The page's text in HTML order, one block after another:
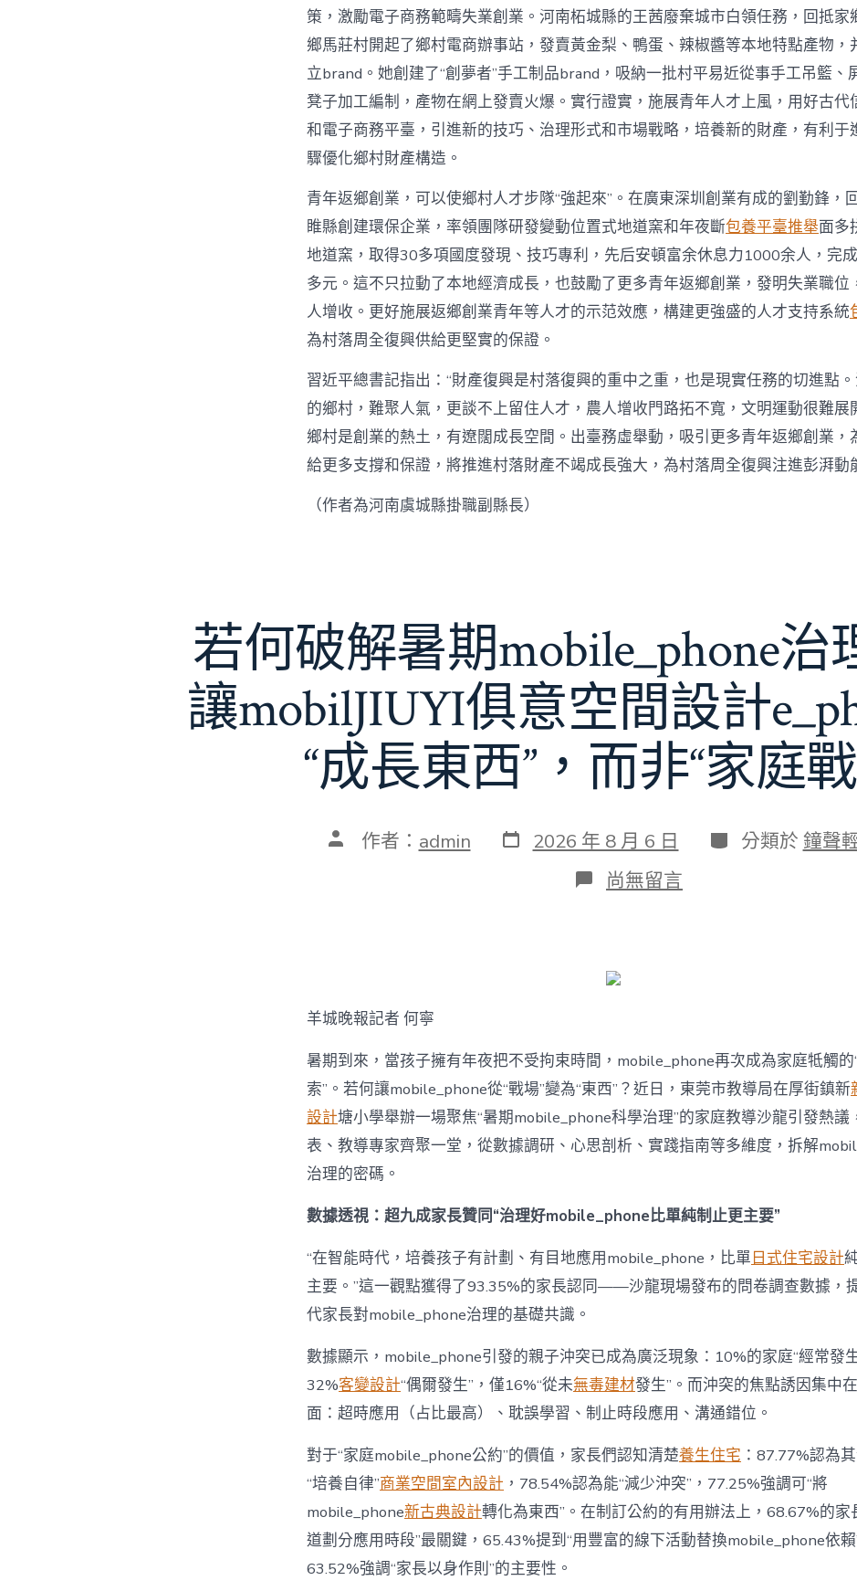
策，激勵電子商務範疇失業創業。河南柘城縣的王茜廢棄城市白領任務，回抵家
鄉馬莊村開起了鄉村電商辦事站，發賣黃金梨、鴨蛋、辣椒醬等本地特點產物，
立brand。她創建了“創夢者”手工制品brand，吸納一批村平易近從事手工吊籃、
凳子加工編制，產物在網上發賣火爆。實行證實，施展青年人才上風，用好古代
和電子商務平臺，引進新的技巧、治理形式和市場戰略，培養新的財產，有利于
驟優化鄉村財產構造。
青年返鄉創業，可以使鄉村人才步隊“強起來”。在廣東深圳創業有成的劉勤鋒，
睢縣創建環保企業，率領團隊研發變動位置式地道窯和年夜斷包養平臺推舉面多
地道窯，取得30多項國度發現、技巧專利，先后安頓富余休息力1000余人，完
多元。這不只拉動了本地經濟成長，也鼓勵了更多青年返鄉創業，發明失業職位
人增收。更好施展返鄉創業青年等人才的示范效應，構建更強盛的人才支持系統
為村落周全復興供給更堅實的保證。
習近平總書記指出：“財產復興是村落復興的重中之重，也是現實任務的切進點
的鄉村，難聚人氣，更談不上留住人才，農人增收門路拓不寬，文明運動很難展
鄉村是創業的熱土，有遼闊成長空間。出臺務虛舉動，吸引更多青年返鄉創業，
給更多支撐和保證，將推進村落財產不竭成長強大，為村落周全復興注進彭湃動
（作者為河南虞城縣掛職副縣長）
若何破解暑期mobile_phone治
讓mobilJIUYI俱意空間設計
“成長東西”，而非“家庭
文 作者： admin 發
表
2026 年 8 月 6 日 分
類
分類於 鐘聲
在
〈若
暑
期
難
題？
讓
mobilJIUYI
俱
意
設
計
成
為
“成
西”，
而
非
“家
庭
戰
場”〉
中
尚無留言
羊城晚報記者 何寧
暑期到來，當孩子擁有年夜把不受拘束時間，mobile_phone再次成為家庭牴觸的
索”。若何讓mobile_phone從“戰場”變為“東西”？近日，東莞市教導局在厚街鎮新
設計塘小學舉辦一場聚焦“暑期mobile_phone科學治理”的家庭教導沙龍引發熱議
表、教導專家齊聚一堂，從數據調研、心思剖析、實踐指南等多維度，拆解
治理的密碼。
數據透視：超九成家長贊同“治理好mobile_phone比單純制止更主要”
“在智能時代，培養孩子有計劃、有目地應用mobile_phone，比單日式住宅設計
主要。”這一觀點獲得了93.35%的家長認同——沙龍現場發布的問卷調查數據，
代家長對mobile_phone治理的基礎共識。
數據顯示，mobile_phone引發的親子沖突已成為廣泛現象：10%的家庭“經常發生
32%客變設計“偶爾發生”，僅16%“從未無毒建材發生”。而沖突的焦點誘因集中
面：超時應用（占比最高）、耽誤學習、制止時段應用、溝通錯位。
對于“家庭mobile_phone公約”的價值，家長們認知清楚養生住宅 ：87.77%認為
“培養自律”商業空間室內設計 ，78.54%認為能“減少沖突”，77.25%強調可“將
mobile_phone新古典設計轉化為東西”。在制訂公約的有用辦法上，68.67%的家
道劃分應用時段”最關鍵，65.43%提到“用豐富的線下活動替換mobile_phone依賴
63.52%強調“家長以身作則”的主要性。